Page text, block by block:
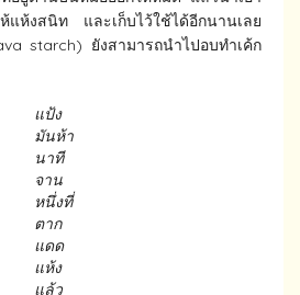
แห้งสนิท และเก็บไว้ใช้ได้อีกนานเลย
starch) ยังสามารถนำไปอบทำเค้ก
แป้ง
มันห้า
นาที
จาน
หนึ่งที่
ตาก
แดด
แห้ง
แล้ว